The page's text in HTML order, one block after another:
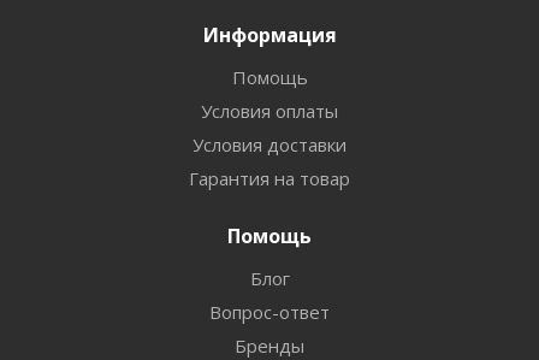
Информация
Помощь
Условия оплаты
Условия доставки
Гарантия на товар
Помощь
Блог
Вопрос-ответ
Бренды